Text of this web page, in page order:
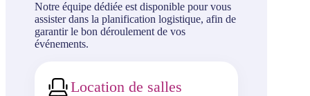
Notre équipe dédiée est disponible pour vous
assister dans la planification logistique, afin de
garantir le bon déroulement de vos
événements.
Location de salles